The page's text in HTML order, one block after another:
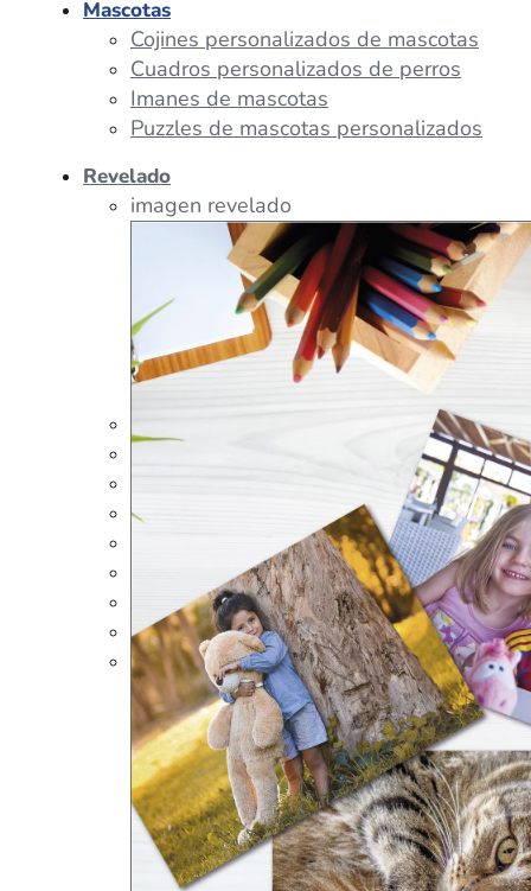
Tazas Personalizadas
Peluches Personalizados
Portalápices Personalizados
Puzles Personalizados
Juegos de Mesa
Alfombrillas Personalizadas
Lámparas LED
Mascotas
Cojines personalizados de mascotas
Cuadros personalizados de perros
Imanes de mascotas
Puzzles de mascotas personalizados
Revelado
imagen revelado